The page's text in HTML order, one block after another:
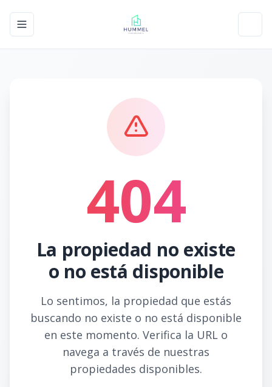
Toggle navigation menu
404
La propiedad no existe
o no está disponible
Lo sentimos, la propiedad que estás
buscando no existe o no está disponible
en este momento. Verifica la URL o
navega a través de nuestras
propiedades disponibles.